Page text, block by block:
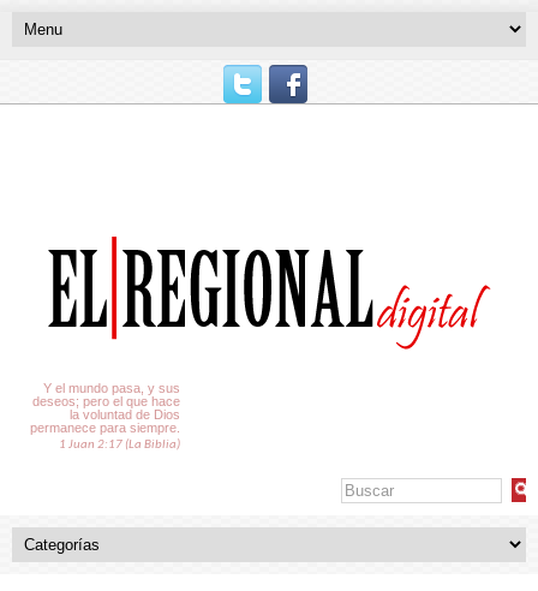
Y el mundo pasa, y sus
deseos; pero el que hace
la voluntad de Dios
permanece para siempre.
1 Juan 2:17 (La Biblia)